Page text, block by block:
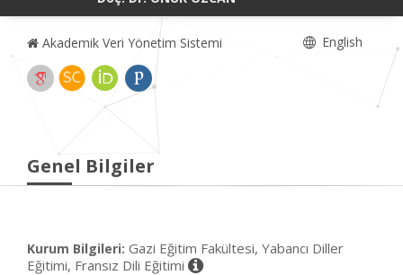
Akademik Veri Yönetim Sistemi English
Genel Bilgiler
Kurum Bilgileri: Gazi Eğitim Fakültesi, Yabancı Diller
Eğitimi, Fransız Dili Eğitimi